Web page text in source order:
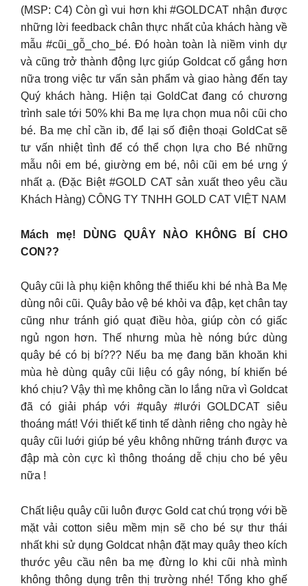
(MSP: C4) Còn gì vui hơn khi #GOLDCAT nhận được
những lời feedback chân thực nhất của khách hàng về
mẫu #cũi_gỗ_cho_bé. Đó hoàn toàn là niềm vinh dự
và cũng trở thành động lực giúp Goldcat cố gắng hơn
nữa trong việc tư vấn sản phẩm và giao hàng đến tay
Quý khách hàng. Hiện tại GoldCat đang có chương
trình sale tới 50% khi Ba mẹ lựa chọn mua nôi cũi cho
bé. Ba mẹ chỉ cần ib, để lại số điện thoại GoldCat sẽ
tư vấn nhiệt tình để có thể chọn lựa cho Bé những
mẫu nôi em bé, giường em bé, nôi cũi em bé ưng ý
nhất ạ. (Đặc Biệt #GOLD CAT sản xuất theo yêu cầu
Khách Hàng) CÔNG TY TNHH GOLD CAT VIỆT NAM
Mách mẹ! DÙNG QUÂY NÀO KHÔNG BÍ CHO
CON??
Quây cũi là phụ kiện không thể thiếu khi bé nhà Ba Mẹ
dùng nôi cũi. Quây bảo vệ bé khỏi va đập, kẹt chân tay
cũng như tránh gió quạt điều hòa, giúp còn có giấc
ngủ ngon hơn. Thế nhưng mùa hè nóng bức dùng
quây bé có bị bí??? Nếu ba mẹ đang băn khoăn khi
mùa hè dùng quây cũi liệu có gây nóng, bí khiến bé
khó chịu? Vậy thì mẹ không cần lo lắng nữa vì Goldcat
đã có giải pháp với #quây #lưới GOLDCAT siêu
thoáng mát! Với thiết kế tinh tế dành riêng cho ngày hè
quây cũi luới giúp bé yêu không những tránh được va
đập mà còn cực kì thông thoáng dễ chịu cho bé yêu
nữa !
Chất liệu quây cũi luôn được Gold cat chú trọng với bề
mặt vải cotton siêu mềm mịn sẽ cho bé sự thư thái
nhất khi sử dụng Goldcat nhận đặt may quây theo kích
thước yêu cầu nên ba mẹ đừng lo khi cũi nhà mình
không thông dụng trên thị trường nhé! Tổng kho ghế